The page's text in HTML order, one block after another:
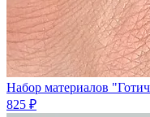
Набор материалов
825 ₽